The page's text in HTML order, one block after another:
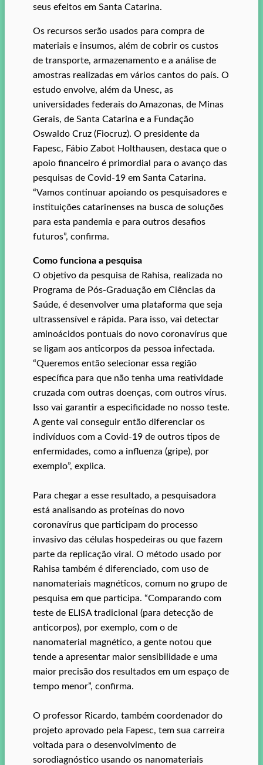
seus efeitos em Santa Catarina.
Os recursos serão usados para compra de
materiais e insumos, além de cobrir os custos
de transporte, armazenamento e a análise de
amostras realizadas em vários cantos do país. O
estudo envolve, além da Unesc, as
universidades federais do Amazonas, de Minas
Gerais, de Santa Catarina e a Fundação
Oswaldo Cruz (Fiocruz). O presidente da
Fapesc, Fábio Zabot Holthausen, destaca que o
apoio financeiro é primordial para o avanço das
pesquisas de Covid-19 em Santa Catarina.
“Vamos continuar apoiando os pesquisadores e
instituições catarinenses na busca de soluções
para esta pandemia e para outros desafios
futuros”, confirma.
Como funciona a pesquisa
O objetivo da pesquisa de Rahisa, realizada no
Programa de Pós-Graduação em Ciências da
Saúde, é desenvolver uma plataforma que seja
ultrassensível e rápida. Para isso, vai detectar
aminoácidos pontuais do novo coronavírus que
se ligam aos anticorpos da pessoa infectada.
“Queremos então selecionar essa região
específica para que não tenha uma reatividade
cruzada com outras doenças, com outros vírus.
Isso vai garantir a especificidade no nosso teste.
A gente vai conseguir então diferenciar os
indivíduos com a Covid-19 de outros tipos de
enfermidades, como a influenza (gripe), por
exemplo”, explica.
Para chegar a esse resultado, a pesquisadora
está analisando as proteínas do novo
coronavírus que participam do processo
invasivo das células hospedeiras ou que fazem
parte da replicação viral. O método usado por
Rahisa também é diferenciado, com uso de
nanomateriais magnéticos, comum no grupo de
pesquisa em que participa. “Comparando com
teste de ELISA tradicional (para detecção de
anticorpos), por exemplo, com o de
nanomaterial magnético, a gente notou que
tende a apresentar maior sensibilidade e uma
maior precisão dos resultados em um espaço de
tempo menor”, confirma.
O professor Ricardo, também coordenador do
projeto aprovado pela Fapesc, tem sua carreira
voltada para o desenvolvimento de
sorodiagnóstico usando os nanomateriais